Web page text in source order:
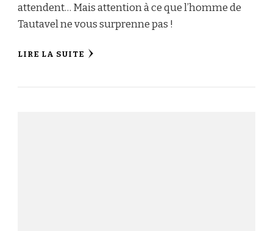
attendent… Mais attention à ce que l’homme de
Tautavel ne vous surprenne pas !
LIRE LA SUITE